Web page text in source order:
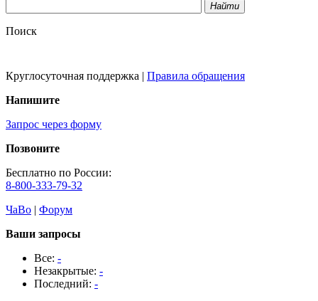
Найти
Поиск
Круглосуточная поддержка | Правила обращения
Напишите
Запрос через форму
Позвоните
Бесплатно по России:
8-800-333-79-32
ЧаВо | Форум
Ваши запросы
Все: -
Незакрытые: -
Последний: -